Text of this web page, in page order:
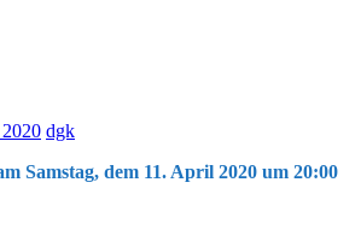
dgk
Samstag, dem 11. April 2020 um 20:00